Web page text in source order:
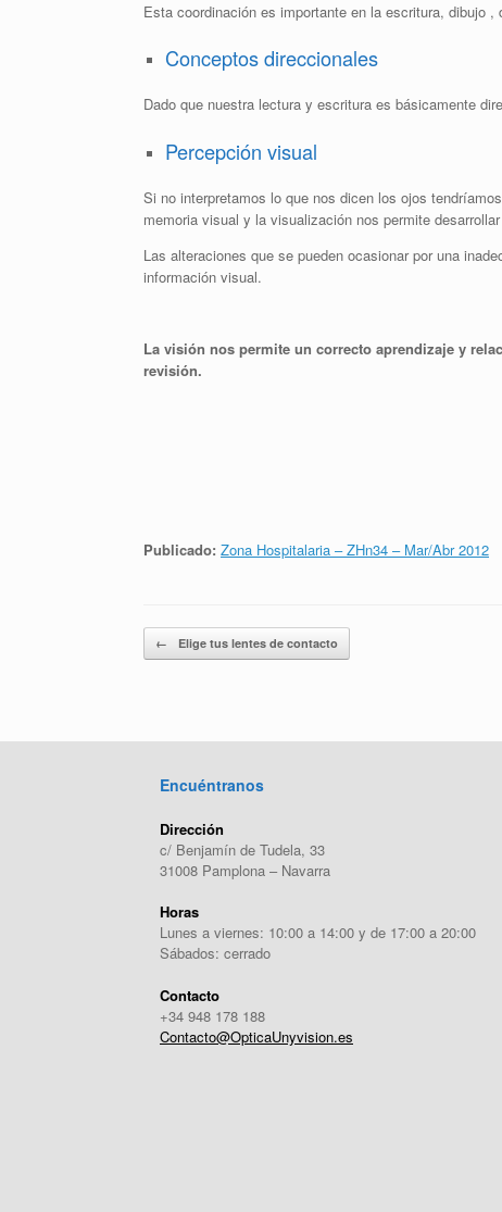
Esta coordinación es importante en la escritura, dibujo ,
Conceptos direccionales
Dado que nuestra lectura y escritura es básicamente
Percepción visual
Si no interpretamos lo que nos dicen los ojos
memoria visual y la visualización nos permite
Las alteraciones que se pueden ocasionar por una
información visual.
La visión nos permite un correcto aprendizaje y
revisión.
Publicado: Zona Hospitalaria – ZHn34 – Mar/Abr 2012
Navegador de artículos
← Elige tus lentes de contacto
Encuéntranos
Dirección
c/ Benjamín de Tudela, 33
31008 Pamplona – Navarra
Horas
Lunes a viernes: 10:00 a 14:00 y de 17:00 a 20:00
Sábados: cerrado
Contacto
+34 948 178 188
Contacto@OpticaUnyvision.es